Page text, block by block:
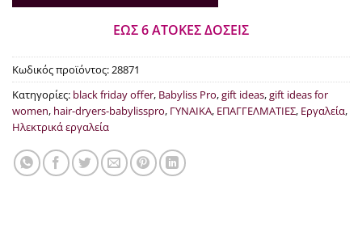
ΕΩΣ 6 ΑΤΟΚΕΣ ΔΟΣΕΙΣ
Κωδικός προϊόντος:28871
Κατηγορίες: black friday offer, Babyliss Pro,gift ideas,gift ideas for
women, hair-dryers-babylisspro, ΓΥΝΑΙΚΑ, ΕΠΑΓΓΕΛΜΑΤΙΕΣ, Εργαλεία,
Ηλεκτρικά εργαλεία